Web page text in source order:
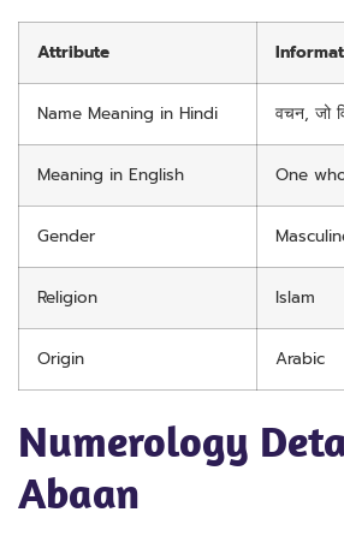
Attribute
Name Meaning in Hindi वचन, जो
Meaning in English One
Gender
Religion Islam
Origin Arabic
Numerology
Abaan